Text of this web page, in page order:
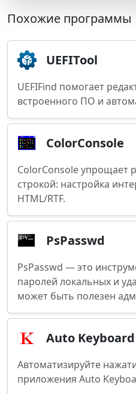
Похожие программы
UEFITool
UEFIFind помогает
встроенного ПО и
ColorConsole
ColorConsole упрощает
строкой: настройка
HTML/RTF.
PsPasswd
PsPasswd — это
паролей локальных и
может быть полезен
Auto Keyboard
Автоматизируйте
приложения Auto